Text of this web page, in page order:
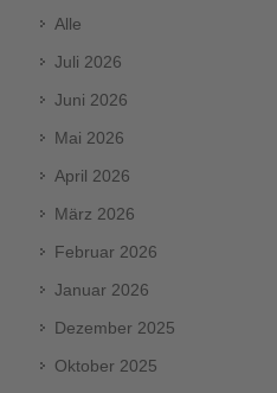
Alle
Juli 2026
Juni 2026
Mai 2026
April 2026
März 2026
Februar 2026
Januar 2026
Dezember 2025
Oktober 2025